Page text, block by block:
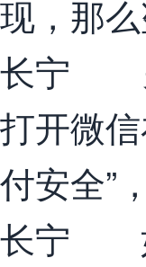
现，那
长宁 另
打开微
付安全”
长宁 如